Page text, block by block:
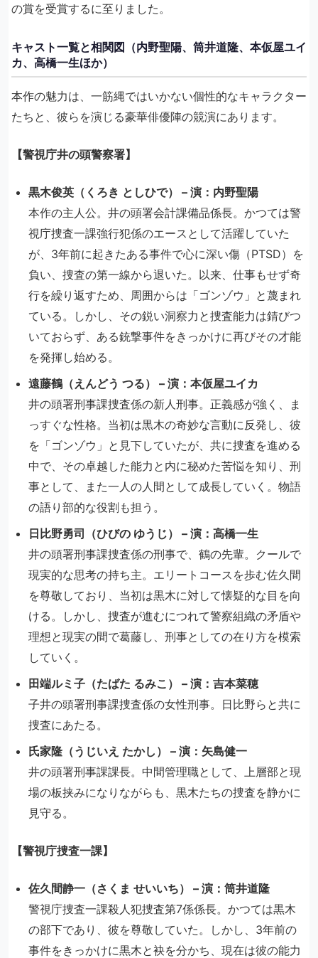
の賞を受賞するに至りました。
キャスト一覧と相関図（内野聖陽、筒井道隆、本仮屋ユイ
カ、高橋一生ほか）
本作の魅力は、一筋縄ではいかない個性的なキャラクター
たちと、彼らを演じる豪華俳優陣の競演にあります。
【警視庁井の頭警察署】
黒木俊英（くろき としひで） – 演：内野聖陽
本作の主人公。井の頭署会計課備品係長。かつては警
視庁捜査一課強行犯係のエースとして活躍していた
が、3年前に起きたある事件で心に深い傷（PTSD）を
負い、捜査の第一線から退いた。以来、仕事もせず奇
行を繰り返すため、周囲からは「ゴンゾウ」と蔑まれ
ている。しかし、その鋭い洞察力と捜査能力は錆びつ
いておらず、ある銃撃事件をきっかけに再びその才能
を発揮し始める。
遠藤鶴（えんどう つる） – 演：本仮屋ユイカ
井の頭署刑事課捜査係の新人刑事。正義感が強く、ま
っすぐな性格。当初は黒木の奇妙な言動に反発し、彼
を「ゴンゾウ」と見下していたが、共に捜査を進める
中で、その卓越した能力と内に秘めた苦悩を知り、刑
事として、また一人の人間として成長していく。物語
の語り部的な役割も担う。
日比野勇司（ひびの ゆうじ） – 演：高橋一生
井の頭署刑事課捜査係の刑事で、鶴の先輩。クールで
現実的な思考の持ち主。エリートコースを歩む佐久間
を尊敬しており、当初は黒木に対して懐疑的な目を向
ける。しかし、捜査が進むにつれて警察組織の矛盾や
理想と現実の間で葛藤し、刑事としての在り方を模索
していく。
田端ルミ子（たばた るみこ） – 演：吉本菜穂
子井の頭署刑事課捜査係の女性刑事。日比野らと共に
捜査にあたる。
氏家隆（うじいえ たかし） – 演：矢島健一
井の頭署刑事課課長。中間管理職として、上層部と現
場の板挟みになりながらも、黒木たちの捜査を静かに
見守る。
【警視庁捜査一課】
佐久間静一（さくま せいいち） – 演：筒井道隆
警視庁捜査一課殺人犯捜査第7係係長。かつては黒木
の部下であり、彼を尊敬していた。しかし、3年前の
事件をきっかけに黒木と袂を分かち、現在は彼の能力